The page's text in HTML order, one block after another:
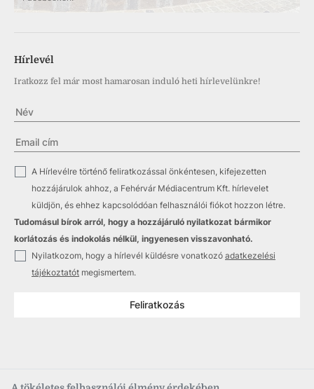
Hírlevél
Iratkozz fel már most hamarosan induló heti hírlevelünkre!
A Hírlevélre történő feliratkozással önkéntesen, kifejezetten
hozzájárulok ahhoz, a Fehérvár Médiacentrum Kft. hírlevelet
küldjön, és ehhez kapcsolódóan felhasználói fiókot hozzon létre.
Tudomásul bírok arról, hogy a hozzájáruló nyilatkozat bármikor
korlátozás és indokolás nélkül, ingyenesen visszavonható.
Nyilatkozom, hogy a hírlevél küldésre vonatkozó adatkezelési
tájékoztatót megismertem.
Feliratkozás